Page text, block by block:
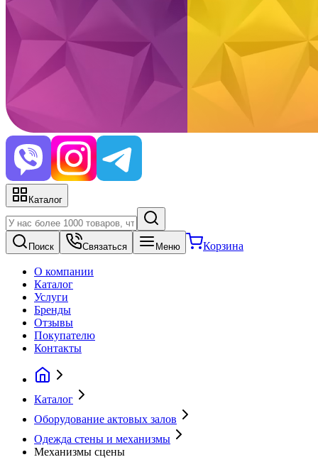
Каталог
Поиск Связаться Меню Корзина
О компании
Каталог
Услуги
Бренды
Отзывы
Покупателю
Контакты
Каталог
Оборудование актовых залов
Одежда стены и механизмы
Механизмы сцены